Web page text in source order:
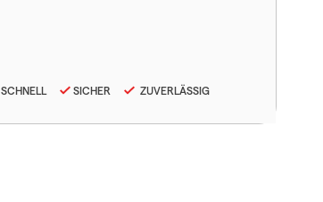
SCHNELL SICHER ZUVERLÄSSIG